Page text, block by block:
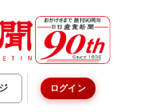
ログイン